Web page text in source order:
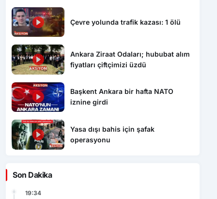
Çevre yolunda trafik kazası: 1 ölü
Ankara Ziraat Odaları; hububat alım
fiyatları çiftçimizi üzdü
Başkent Ankara bir hafta NATO
iznine girdi
Yasa dışı bahis için şafak
operasyonu
Son Dakika
19:34